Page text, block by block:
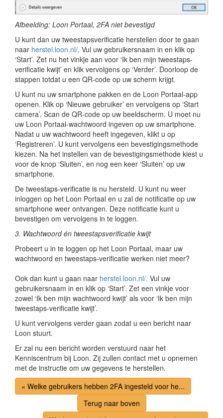
Afbeelding: Loon Portaal, 2FA niet bevestigd
U kunt dan uw tweestapsverificatie herstellen door te gaan
naar herstel.loon.nl/. Vul uw gebruikersnaam in en klik op
‘Start’. Zet nu het vinkje aan voor ‘Ik ben mijn tweestaps-
verificatie kwijt’ en klik vervolgens op ‘Verder’. Doorloop de
stappen totdat u een QR-code op uw scherm krijgt.
U kunt nu uw smartphone pakken en de Loon Portaal-app
openen. Klik op ‘Nieuwe gebruiker’ en vervolgens op ‘Start
camera’. Scan de QR-code op uw beeldscherm. U moet nu
uw Loon Portaal-wachtwoord ingeven op uw smartphone.
Nadat u uw wachtwoord heeft ingegeven, klikt u op
‘Registreren’. U kunt vervolgens een bevestigingsmethode
kiezen. Na het instellen van de bevestigingsmethode kiest u
voor de knop ‘Sluiten’, en nog een keer ‘Sluiten’ op uw
smartphone.
De tweestaps-verificatie is nu hersteld. U kunt nu weer
inloggen op het Loon Portaal en u zal de notificatie op uw
smartphone weer ontvangen. Deze notificatie kunt u
bevestigen om vervolgens in te loggen.
3. Wachtwoord én tweestapsverificatie kwijt
Probeert u in te loggen op het Loon Portaal, maar uw
wachtwoord en tweestaps-verificatie werken niet meer?
Ook dan kunt u gaan naar herstel.loon.nl/. Vul uw
gebruikersnaam in en klik op ‘Start’. Zet een vinkje voor
zowel ‘Ik ben mijn wachtwoord kwijt’ als voor ‘Ik ben mijn
tweestaps-verificatie kwijt’.
U kunt vervolgens verder gaan zodat u een bericht naar
Loon stuurt.
Er zal nu een bericht worden verstuurd naar het
Kenniscentrum bij Loon. Zij zullen contact met u opnemen
met de instructie om uw gegevens te herstellen.
« Welke gebruikers hebben 2FA ingesteld voor he...
Terug naar boven